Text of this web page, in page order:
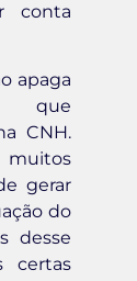
conta
apaga
que
CNH.
muitos
gerar
do
desse
certas